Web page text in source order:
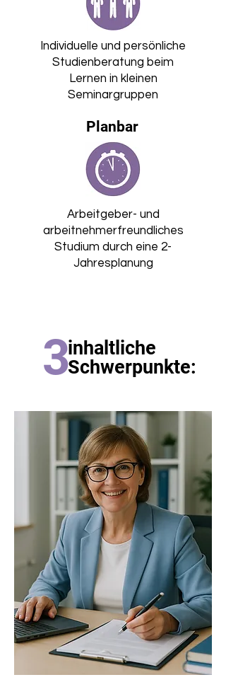
Individuelle und persönliche
Studienberatung beim
Lernen in kleinen
Seminargruppen
Planbar
Arbeitgeber- und
arbeitnehmerfreundliches
Studium durch eine 2-
Jahresplanung
3inhaltliche
Schwerpunkte: